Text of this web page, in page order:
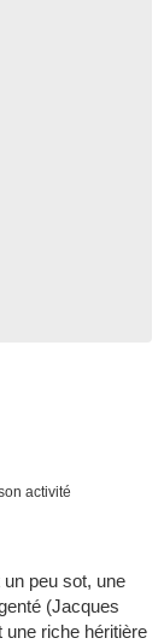
activité
peu sot, une
(Jacques
riche héritière